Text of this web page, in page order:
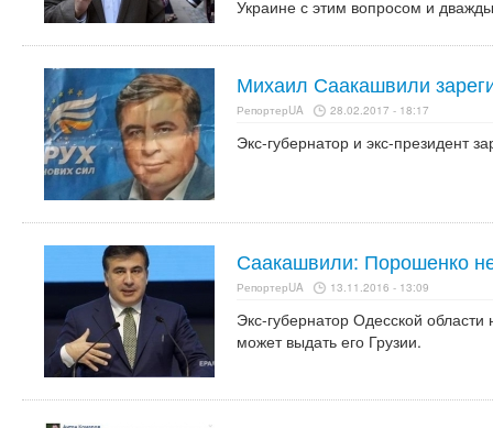
Украине с этим вопросом и
Михаил Саакашвили
РепортерUA 28.02.2017 - 18:17
Экс-губернатор и экс-президент
Саакашвили: Порошенко
РепортерUA 13.11.2016 - 13:09
Экс-губернатор Одесской области
может выдать его Грузии.